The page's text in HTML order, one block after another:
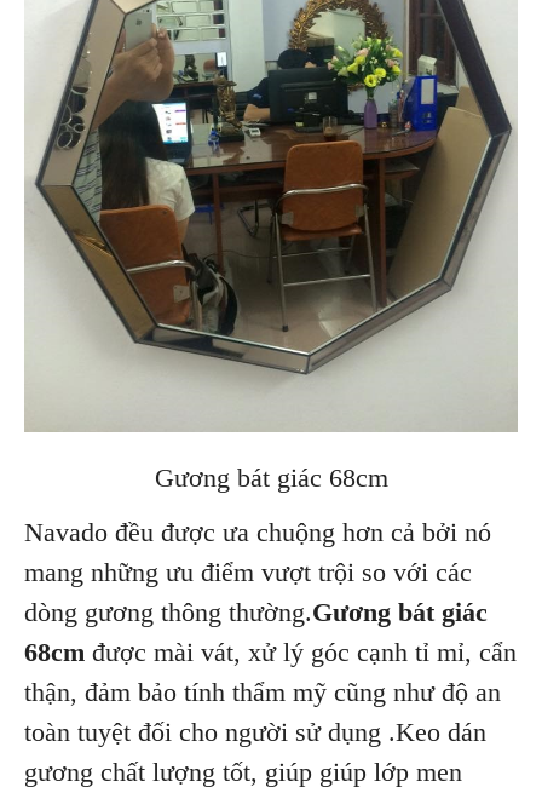
Gương bát giác 68cm
Navado đều được ưa chuộng hơn cả bởi nó
mang những ưu điểm vượt trội so với các
dòng gương thông thường.Gương bát giác
68cm được mài vát, xử lý góc cạnh tỉ mỉ, cẩn
thận, đảm bảo tính thẩm mỹ cũng như độ an
toàn tuyệt đối cho người sử dụng .Keo dán
gương chất lượng tốt, giúp giúp lớp men